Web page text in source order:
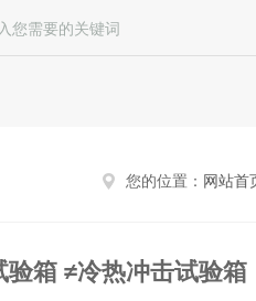
您的位置： 网站首
验箱 ≠冷热冲击试验箱